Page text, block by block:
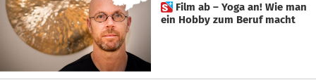
 Film ab – Yoga an! Wie man
ein Hobby zum Beruf macht